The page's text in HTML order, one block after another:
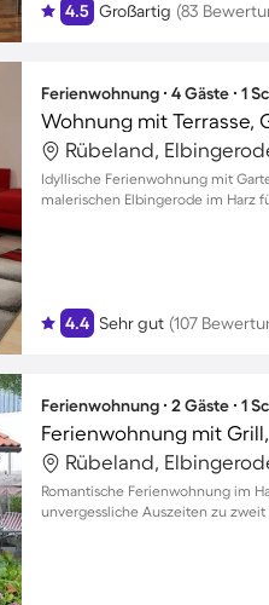
4.5 Großartig (83
Ferienwohnung ∙ 4 Gäste ∙ 1
Wohnung mit Terrasse,
Rübeland,
Idyllische Ferienwohnung mit
malerischen Elbingerode im Harz
4.4 Sehr gut (107
Ferienwohnung ∙ 2 Gäste ∙ 1
Ferienwohnung mit
Rübeland,
Romantische Ferienwohnung im
unvergessliche Auszeiten zu